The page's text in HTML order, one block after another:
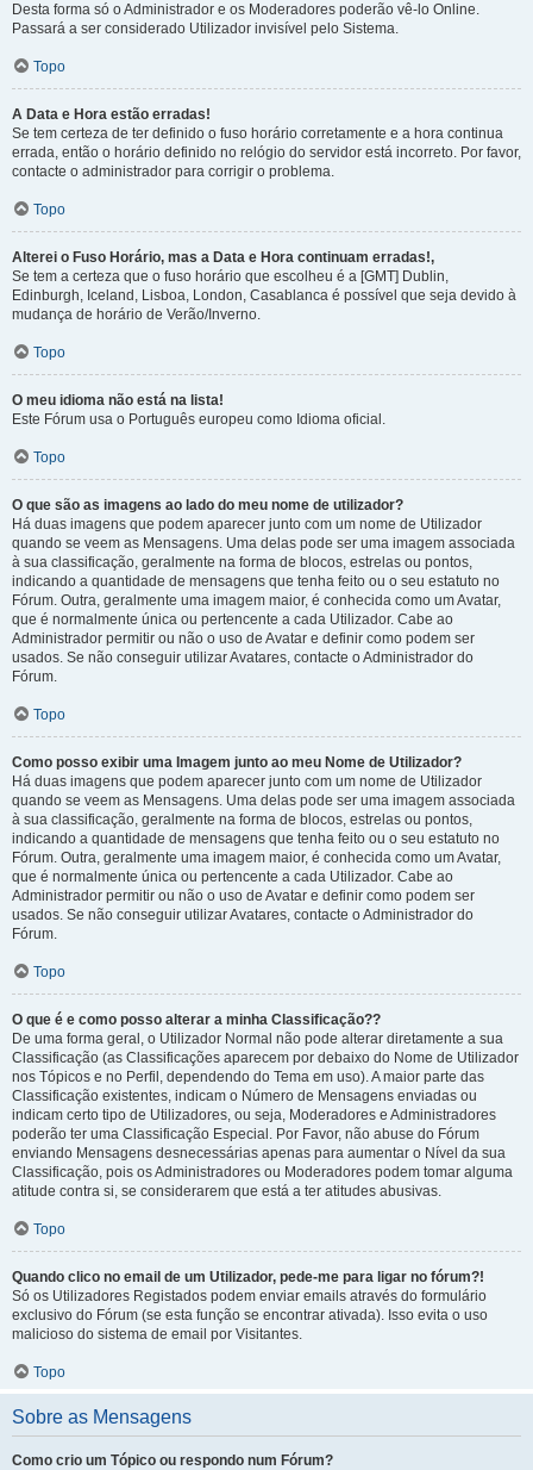
Desta forma só o Administrador e os Moderadores poderão vê-lo Online.
Passará a ser considerado Utilizador invisível pelo Sistema.
Topo
A Data e Hora estão erradas!
Se tem certeza de ter definido o fuso horário corretamente e a hora continua
errada, então o horário definido no relógio do servidor está incorreto. Por favor,
contacte o administrador para corrigir o problema.
Topo
Alterei o Fuso Horário, mas a Data e Hora continuam erradas!,
Se tem a certeza que o fuso horário que escolheu é a [GMT] Dublin,
Edinburgh, Iceland, Lisboa, London, Casablanca é possível que seja devido à
mudança de horário de Verão/Inverno.
Topo
O meu idioma não está na lista!
Este Fórum usa o Português europeu como Idioma oficial.
Topo
O que são as imagens ao lado do meu nome de utilizador?
Há duas imagens que podem aparecer junto com um nome de Utilizador
quando se veem as Mensagens. Uma delas pode ser uma imagem associada
à sua classificação, geralmente na forma de blocos, estrelas ou pontos,
indicando a quantidade de mensagens que tenha feito ou o seu estatuto no
Fórum. Outra, geralmente uma imagem maior, é conhecida como um Avatar,
que é normalmente única ou pertencente a cada Utilizador. Cabe ao
Administrador permitir ou não o uso de Avatar e definir como podem ser
usados. Se não conseguir utilizar Avatares, contacte o Administrador do
Fórum.
Topo
Como posso exibir uma Imagem junto ao meu Nome de Utilizador?
Há duas imagens que podem aparecer junto com um nome de Utilizador
quando se veem as Mensagens. Uma delas pode ser uma imagem associada
à sua classificação, geralmente na forma de blocos, estrelas ou pontos,
indicando a quantidade de mensagens que tenha feito ou o seu estatuto no
Fórum. Outra, geralmente uma imagem maior, é conhecida como um Avatar,
que é normalmente única ou pertencente a cada Utilizador. Cabe ao
Administrador permitir ou não o uso de Avatar e definir como podem ser
usados. Se não conseguir utilizar Avatares, contacte o Administrador do
Fórum.
Topo
O que é e como posso alterar a minha Classificação??
De uma forma geral, o Utilizador Normal não pode alterar diretamente a sua
Classificação (as Classificações aparecem por debaixo do Nome de Utilizador
nos Tópicos e no Perfil, dependendo do Tema em uso). A maior parte das
Classificação existentes, indicam o Número de Mensagens enviadas ou
indicam certo tipo de Utilizadores, ou seja, Moderadores e Administradores
poderão ter uma Classificação Especial. Por Favor, não abuse do Fórum
enviando Mensagens desnecessárias apenas para aumentar o Nível da sua
Classificação, pois os Administradores ou Moderadores podem tomar alguma
atitude contra si, se considerarem que está a ter atitudes abusivas.
Topo
Quando clico no email de um Utilizador, pede-me para ligar no fórum?!
Só os Utilizadores Registados podem enviar emails através do formulário
exclusivo do Fórum (se esta função se encontrar ativada). Isso evita o uso
malicioso do sistema de email por Visitantes.
Topo
Sobre as Mensagens
Como crio um Tópico ou respondo num Fórum?